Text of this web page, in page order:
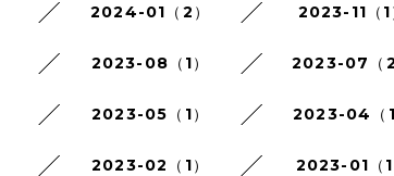
2024-01（2） 2023-11（1
2023-08（1） 2023-07（
2023-05（1） 2023-04（
2023-02（1） 2023-01（